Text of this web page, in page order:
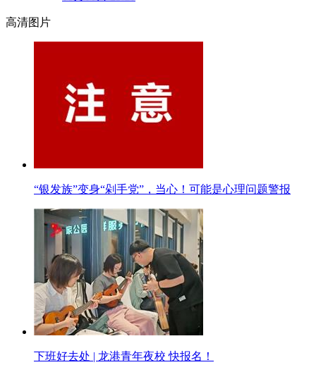
高清图片
“银发族”变身“剁手党”，当心！可能是心理问题警报
下班好去处 | 龙港青年夜校 快报名！